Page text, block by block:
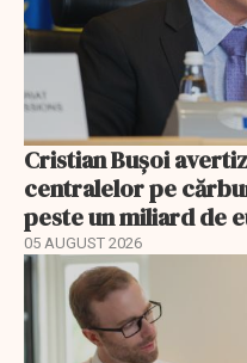
Cristian Bușoi
centralelor pe
peste un miliard de
05 AUGUST 2026